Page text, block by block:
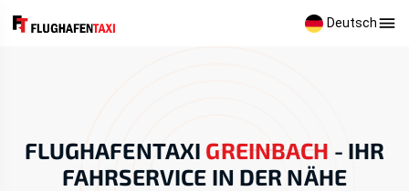
Deutsch
FLUGHAFENTAXI GREINBACH - IHR
FAHRSERVICE IN DER NÄHE